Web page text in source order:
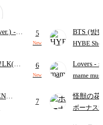
-
り)
ちい
よ
佐
5
New
BTS (방
HYBE
6
New
Lovers -
ト)
mame
7
怪獣の
ードパー
ボーナス